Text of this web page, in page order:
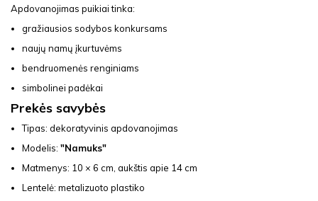
Apdovanojimas puikiai tinka:
gražiausios sodybos konkursams
naujų namų įkurtuvėms
bendruomenės renginiams
simbolinei padėkai
Prekės savybės
Tipas: dekoratyvinis apdovanojimas
Modelis: "Namuks"
Matmenys: 10 × 6 cm, aukštis apie 14 cm
Lentelė: metalizuoto plastiko